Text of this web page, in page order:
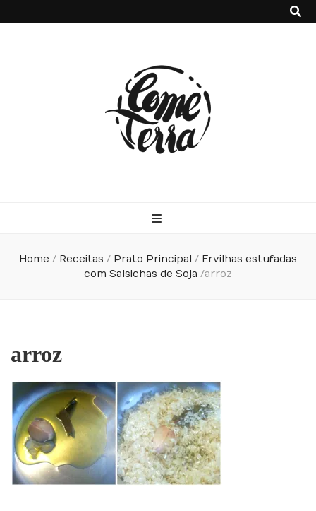
Home / Receitas / Prato Principal / Ervilhas estufadas
com Salsichas de Soja /arroz
arroz